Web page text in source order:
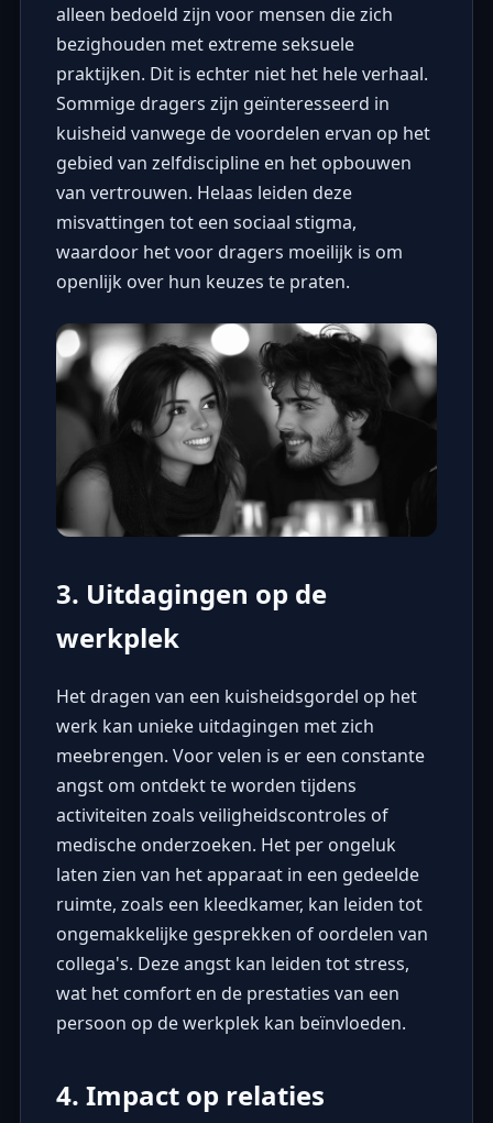
alleen bedoeld zijn voor mensen die zich
bezighouden met extreme seksuele
praktijken. Dit is echter niet het hele verhaal.
Sommige dragers zijn geïnteresseerd in
kuisheid vanwege de voordelen ervan op het
gebied van zelfdiscipline en het opbouwen
van vertrouwen. Helaas leiden deze
misvattingen tot een sociaal stigma,
waardoor het voor dragers moeilijk is om
openlijk over hun keuzes te praten.
3. Uitdagingen op de
werkplek
Het dragen van een kuisheidsgordel op het
werk kan unieke uitdagingen met zich
meebrengen. Voor velen is er een constante
angst om ontdekt te worden tijdens
activiteiten zoals veiligheidscontroles of
medische onderzoeken. Het per ongeluk
laten zien van het apparaat in een gedeelde
ruimte, zoals een kleedkamer, kan leiden tot
ongemakkelijke gesprekken of oordelen van
collega's. Deze angst kan leiden tot stress,
wat het comfort en de prestaties van een
persoon op de werkplek kan beïnvloeden.
4. Impact op relaties